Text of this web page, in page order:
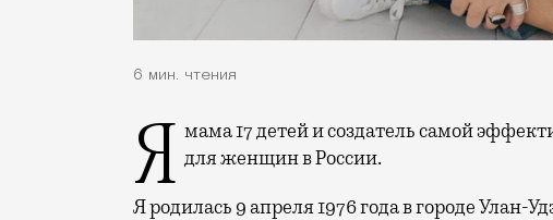
6 мин. чтения
Я мама 17 детей и создатель самой эффективной системы по тайм-менеджменту для женщин в России.
Я родилась 9 апреля 1976 года в городе Улан-